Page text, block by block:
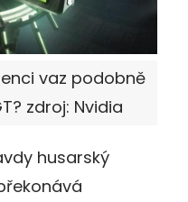
vaz podobně
zdroj: Nvidia
husarský